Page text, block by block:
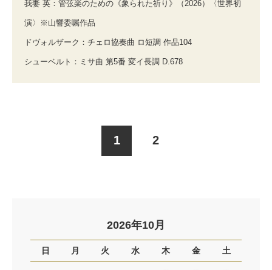
我妻 英：管弦楽のための《象られた祈り》（2026）〈世界初
演〉※山響委嘱作品
ドヴォルザーク：チェロ協奏曲 ロ短調 作品104
シューベルト：ミサ曲 第5番 変イ長調 D.678
1 2
2026年10月
日 月 火 水 木 金 土